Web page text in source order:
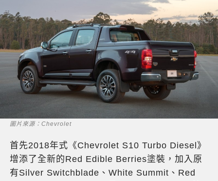
圖片來源：Chevrolet
首先2018年式《Chevrolet S10 Turbo Diesel》
增添了全新的Red Edible Berries塗裝，加入原
有Silver Switchblade、White Summit、Red